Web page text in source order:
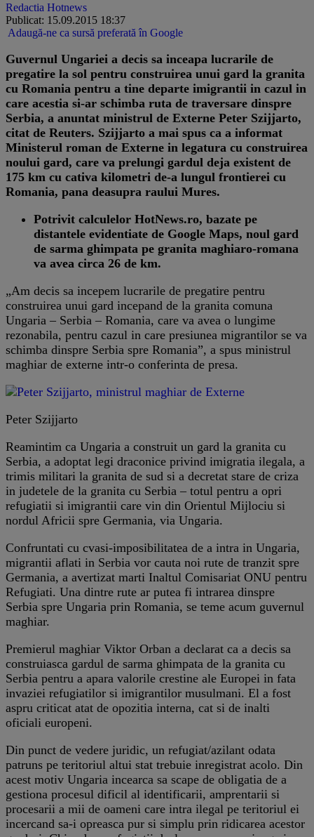
Redactia Hotnews
Publicat: 15.09.2015 18:37
Adaugă-ne ca sursă preferată în Google
Guvernul Ungariei a decis sa inceapa lucrarile de
pregatire la sol pentru construirea unui gard la granita
cu Romania pentru a tine departe imigrantii in cazul in
care acestia si-ar schimba ruta de traversare dinspre
Serbia, a anuntat ministrul de Externe Peter Szijjarto,
citat de Reuters. Szijjarto a mai spus ca a informat
Ministerul roman de Externe in legatura cu construirea
noului gard, care va prelungi gardul deja existent de
175 km cu cativa kilometri de-a lungul frontierei cu
Romania, pana deasupra raului Mures.
Potrivit calculelor HotNews.ro, bazate pe
distantele evidentiate de Google Maps, noul gard
de sarma ghimpata pe granita maghiaro-romana
va avea circa 26 de km.
„Am decis sa incepem lucrarile de pregatire pentru
construirea unui gard incepand de la granita comuna
Ungaria – Serbia – Romania, care va avea o lungime
rezonabila, pentru cazul in care presiunea migrantilor se va
schimba dinspre Serbia spre Romania”, a spus ministrul
maghiar de externe intr-o conferinta de presa.
Peter Szijjarto
Reamintim ca Ungaria a construit un gard la granita cu
Serbia, a adoptat legi draconice privind imigratia ilegala, a
trimis militari la granita de sud si a decretat stare de criza
in judetele de la granita cu Serbia – totul pentru a opri
refugiatii si imigrantii care vin din Orientul Mijlociu si
nordul Africii spre Germania, via Ungaria.
Confruntati cu cvasi-imposibilitatea de a intra in Ungaria,
migrantii aflati in Serbia vor cauta noi rute de tranzit spre
Germania, a avertizat marti Inaltul Comisariat ONU pentru
Refugiati. Una dintre rute ar putea fi intrarea dinspre
Serbia spre Ungaria prin Romania, se teme acum guvernul
maghiar.
Premierul maghiar Viktor Orban a declarat ca a decis sa
construiasca gardul de sarma ghimpata de la granita cu
Serbia pentru a apara valorile crestine ale Europei in fata
invaziei refugiatilor si imigrantilor musulmani. El a fost
aspru criticat atat de opozitia interna, cat si de inalti
oficiali europeni.
Din punct de vedere juridic, un refugiat/azilant odata
patruns pe teritoriul altui stat trebuie inregistrat acolo. Din
acest motiv Ungaria incearca sa scape de obligatia de a
gestiona procesul dificil al identificarii, amprentarii si
procesarii a mii de oameni care intra ilegal pe teritoriul ei
incercand sa-i opreasca pur si simplu prin ridicarea acestor